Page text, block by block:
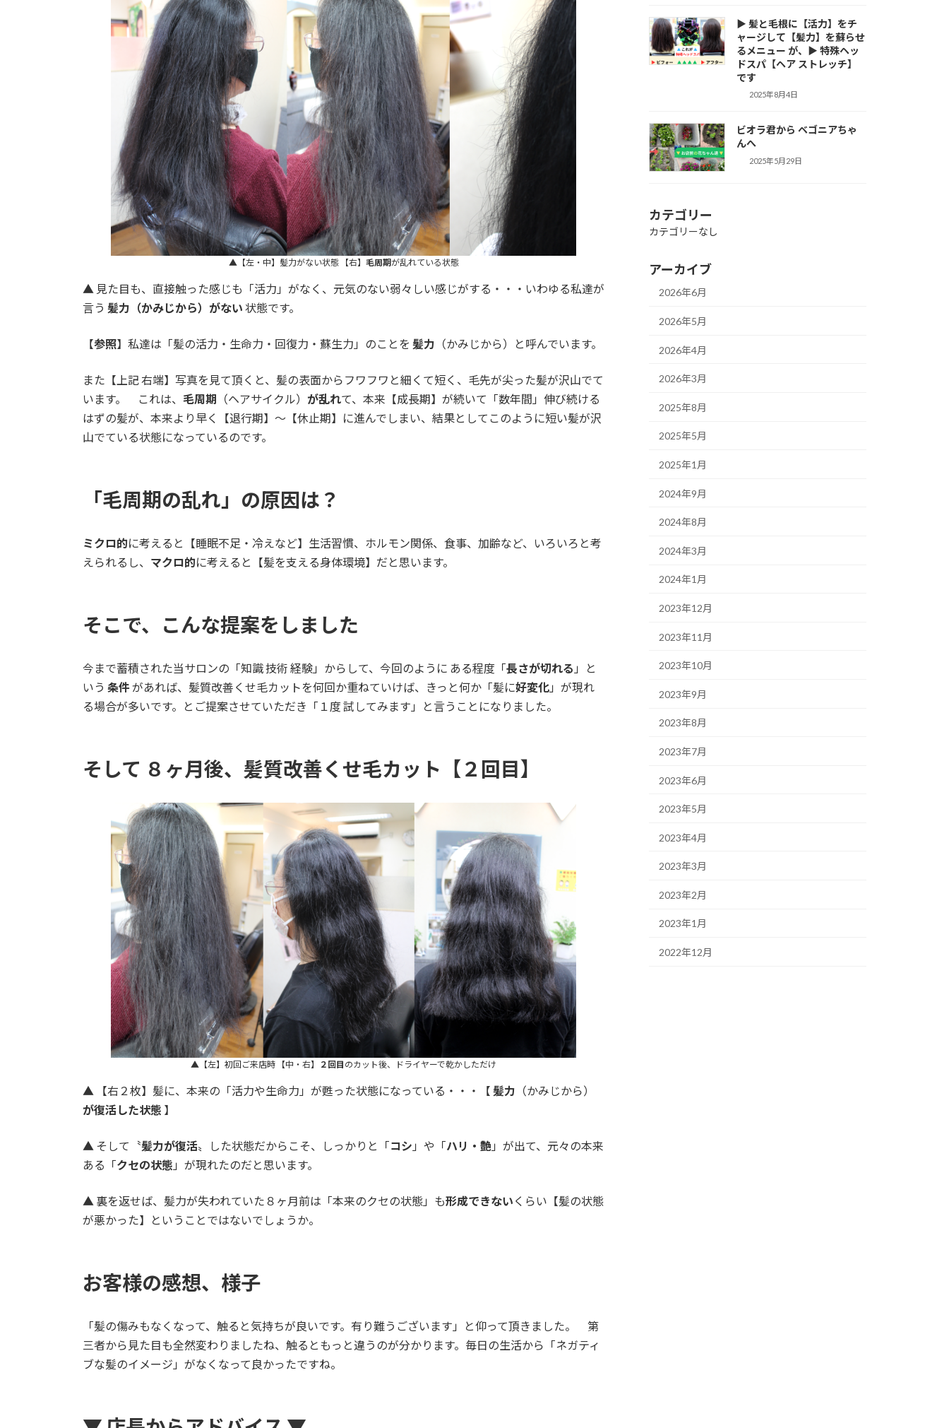
▲【左・中】髪力がない状態 【右】 毛周期が乱れている状態
▲ 見た目も、直接触った感じも「活力」がなく、元気のない弱々しい感じがする・・・いわゆる私達が
言う 髪力（かみじから）がない 状態です。
【参照】私達は「髪の活力・生命力・回復力・蘇生力」のことを 髪力 （かみじから）と呼んでいます。
また【上記 右端】写真を見て頂くと、髪の表面からフワフワと細くて短く、毛先が尖った髪が沢山でて
います。 これは、 毛周期 （ヘアサイクル） が乱れて、本来【成長期】が続いて「数年間」伸び続ける
はずの髪が、本来より早く【退行期】〜【休止期】に進んでしまい、結果としてこのように短い髪が沢
山でている状態になっているのです。
「毛周期の乱れ」の原因は？
ミクロ的に考えると【睡眠不足・冷えなど】生活習慣、ホルモン関係、食事、加齢など、いろいろと考
えられるし、 マクロ的に考えると【髪を支える身体環境】だと思います。
そこで、こんな提案をしました
今まで蓄積された当サロンの「知識 技術 経験」からして、今回のように ある程度「長さが切れる 」と
いう 条件 があれば、髪質改善くせ毛カットを何回か重ねていけば、きっと何か「髪に好変化 」が現れ
る場合が多いです。とご提案させていただき「１度 試してみます」と言うことになりました。
そして ８ヶ月後、髪質改善くせ毛カット【２回目】
▲【左】初回ご来店時 【中・右】 ２回目 のカット後、ドライヤーで乾かしただけ
▲ 【右２枚】髪に、本来の「活力や生命力」が甦った状態になっている・・・【 髪力 （かみじから）
が復活した状態 】
▲ そして〝髪力が復活〟した状態だからこそ、しっかりと「コシ 」や「ハリ・艶 」が出て、元々の本来
ある「クセの状態 」が現れたのだと思います。
▲ 裏を返せば、髪力が失われていた８ヶ月前は「本来のクセの状態」も形成できない くらい【髪の状態
が悪かった】ということではないでしょうか。
お客様の感想、様子
「髪の傷みもなくなって、触ると気持ちが良いです。有り難うございます」と仰って頂きました。 第
三者から見た目も全然変わりましたね、触るともっと違うのが分かります。毎日の生活から「ネガティ
ブな髪のイメージ」がなくなって良かったですね。
▶ 髪と毛根に【活力】をチ
ャージして【髪力】を蘇らせ
るメニュー が、▶ 特殊ヘッ
ドスパ【ヘア ストレッチ】
です
2025年8月4日
ビオラ君から ベゴニアちゃ
んへ
2025年5月29日
カテゴリー
カテゴリーなし
アーカイブ
2026年6月
2026年5月
2026年4月
2026年3月
2025年8月
2025年5月
2025年1月
2024年9月
2024年8月
2024年3月
2024年1月
2023年12月
2023年11月
2023年10月
2023年9月
2023年8月
2023年7月
2023年6月
2023年5月
2023年4月
2023年3月
2023年2月
2023年1月
2022年12月